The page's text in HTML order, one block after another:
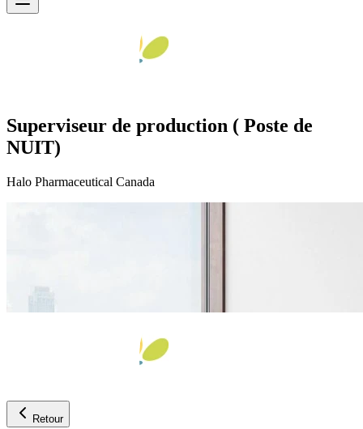
Superviseur de production ( Poste de
NUIT)
Halo Pharmaceutical Canada
Retour